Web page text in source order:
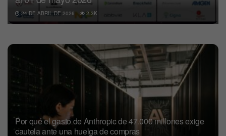
24 DE ABRIL DE 2026 2.3K
Por qué el gasto de Anthropic de 47.000 millones exige
cautela ante una huelga de compras